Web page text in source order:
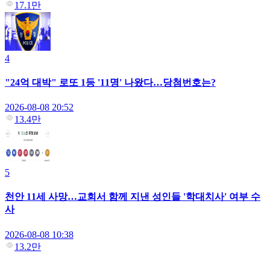
17.1만
4
"24억 대박" 로또 1등 '11명' 나왔다…당첨번호는?
2026-08-08 20:52
13.4만
5
천안 11세 사망…교회서 함께 지낸 성인들 '학대치사' 여부 수
사
2026-08-08 10:38
13.2만